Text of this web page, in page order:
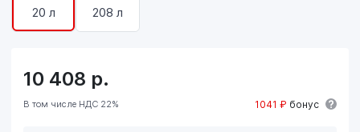
20 л 208 л
10 408 р.
В том числе НДС 22% 1041 ₽ бонус